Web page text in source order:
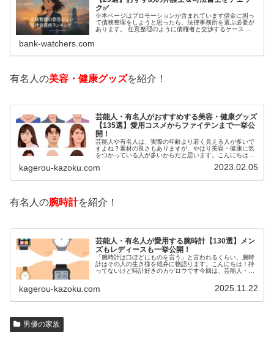
ク✅
※本ページはプロモーションが含まれています借金に困っ
て債務整理をしようと思ったら、法律事務所を選ぶ必要が
あります。 任意整理のように債権者と交渉するケース 自
bank-watchers.com
有名人の美容・健康グッズを紹介！
芸能人・有名人がおすすめする美容・健康グッズ
【135選】愛用コスメからファイテンまで一挙公
開！
芸能人や有名人は、実際の年齢より若く見える人が多いで
すよね？素材の良さもありますが、やはり美容・健康に気
をつかっている人が多いからだと思います。こんにちは！
いるのでしょうか？今回は、芸能人…
kagerou-kazoku.com 2023.02.05
有名人の腕時計を紹介！
芸能人・有名人が愛用する腕時計【130選】メン
ズもレディースも一挙公開！
「腕時計は口ほどにものを言う」と言われるくらい、腕時
計はその人の生き様を雄弁に物語ります。こんにちは！持
ってないけど時計好きのカゲロウです今回は、芸能人・有
kagerou-kazoku.com 2025.11.22
男優の家族